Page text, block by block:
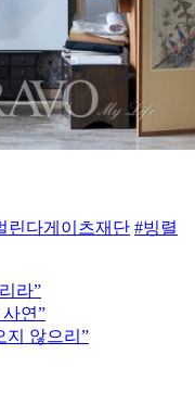
린다게이츠재단 #빙렬
라”
연”
지 않으리”